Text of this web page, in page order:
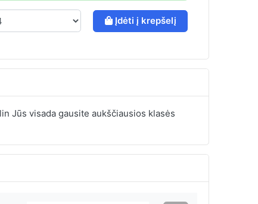
Įdėti į krepšelį
Jūs visada gausite aukščiausios klasės